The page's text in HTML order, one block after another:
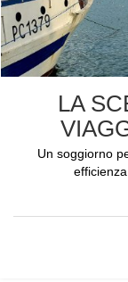
LA
Un soggiorno